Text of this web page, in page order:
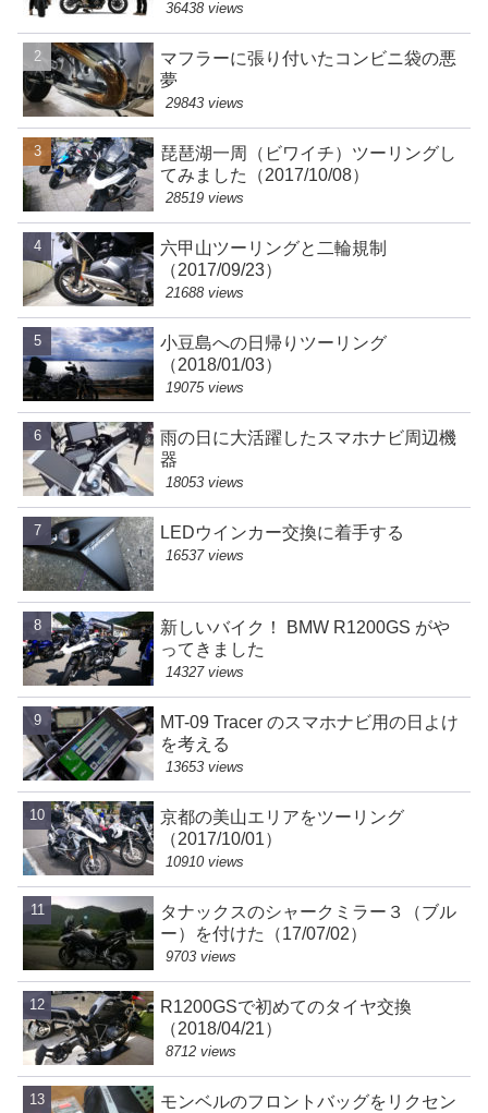
36438 views
マフラーに張り付いたコンビニ袋の悪
夢
29843 views
琵琶湖一周（ビワイチ）ツーリングし
てみました（2017/10/08）
28519 views
六甲山ツーリングと二輪規制
（2017/09/23）
21688 views
小豆島への日帰りツーリング
（2018/01/03）
19075 views
雨の日に大活躍したスマホナビ周辺機
器
18053 views
LEDウインカー交換に着手する
16537 views
新しいバイク！ BMW R1200GS がや
ってきました
14327 views
MT-09 Tracer のスマホナビ用の日よけ
を考える
13653 views
京都の美山エリアをツーリング
（2017/10/01）
10910 views
タナックスのシャークミラー３（ブル
ー）を付けた（17/07/02）
9703 views
R1200GSで初めてのタイヤ交換
（2018/04/21）
8712 views
モンベルのフロントバッグをリクセン